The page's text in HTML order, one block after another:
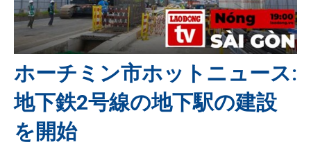
ホーチミン市ホットニュース:
地下鉄2号線の地下駅の建設
を開始